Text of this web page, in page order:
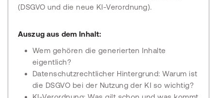
(DSGVO und die neue KI-Verordnung).
Auszug aus dem Inhalt:
Wem gehören die generierten Inhalte
eigentlich?
Datenschutzrechtlicher Hintergrund: Warum ist
die DSGVO bei der Nutzung der KI so wichtig?